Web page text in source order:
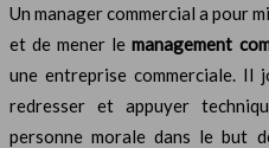
Un manager commercial a pour
et de mener lemanagement
une entreprise commerciale. Il
redresser et appuyer
personne morale dans le but